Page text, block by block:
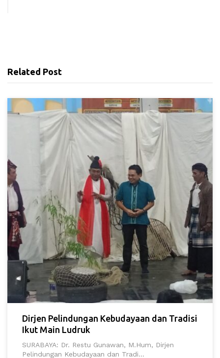
Related Post
Dirjen Pelindungan Kebudayaan dan Tradisi
Ikut Main Ludruk
SURABAYA: Dr. Restu Gunawan, M.Hum, Dirjen
Pelindungan Kebudayaan dan Tradi...